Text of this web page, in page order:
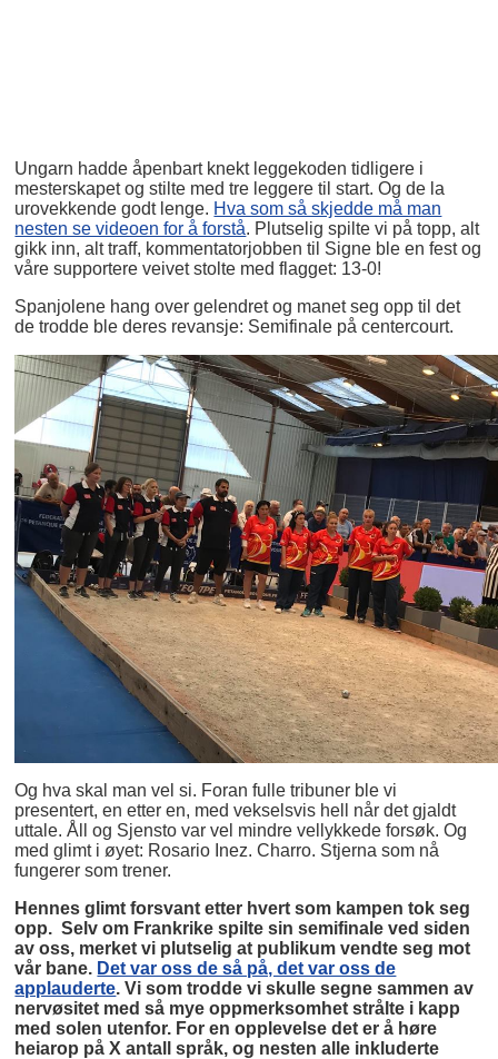
Ungarn hadde åpenbart knekt leggekoden tidligere i
mesterskapet og stilte med tre leggere til start. Og de la
urovekkende godt lenge. Hva som så skjedde må man
nesten se videoen for å forstå. Plutselig spilte vi på topp, alt
gikk inn, alt traff, kommentatorjobben til Signe ble en fest og
våre supportere veivet stolte med flagget: 13-0!
Spanjolene hang over gelendret og manet seg opp til det
de trodde ble deres revansje: Semifinale på centercourt.
Og hva skal man vel si. Foran fulle tribuner ble vi
presentert, en etter en, med vekselsvis hell når det gjaldt
uttale. Åll og Sjensto var vel mindre vellykkede forsøk. Og
med glimt i øyet: Rosario Inez. Charro. Stjerna som nå
fungerer som trener.
Hennes glimt forsvant etter hvert som kampen tok seg
opp. Selv om Frankrike spilte sin semifinale ved siden
av oss, merket vi plutselig at publikum vendte seg mot
vår bane. Det var oss de så på, det var oss de
applauderte. Vi som trodde vi skulle segne sammen av
nervøsitet med så mye oppmerksomhet strålte i kapp
med solen utenfor. For en opplevelse det er å høre
heiarop på X antall språk, og nesten alle inkluderte